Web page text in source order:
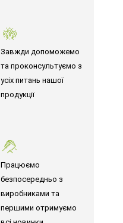
Завжди допоможемо
та проконсультуємо з
усіх питань нашої
продукції
Працюємо
безпосередньо з
виробниками та
першими отримуємо